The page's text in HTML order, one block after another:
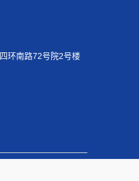
环南路72号院2号楼